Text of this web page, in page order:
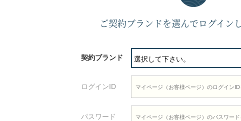
ご契約ブランドを選んでログイン
契約ブランド
ログインID
パスワード